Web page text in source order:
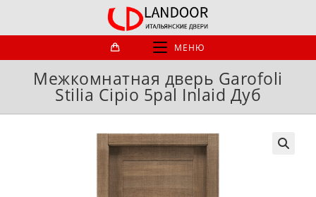
МЕНЮ
Межкомнатная дверь Garofoli
Stilia Cipio 5pal Inlaid Дуб